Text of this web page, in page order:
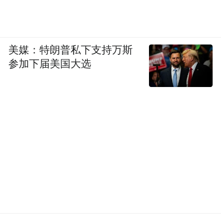
美媒：特朗普私下支持万斯
参加下届美国大选